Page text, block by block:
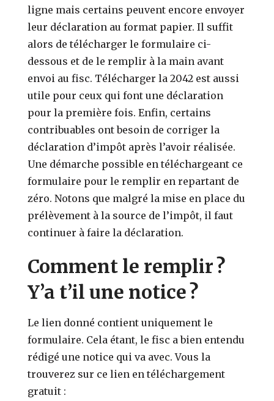
ligne mais certains peuvent encore envoyer
leur déclaration au format papier. Il suffit
alors de télécharger le formulaire ci-
dessous et de le remplir à la main avant
envoi au fisc. Télécharger la 2042 est aussi
utile pour ceux qui font une déclaration
pour la première fois. Enfin, certains
contribuables ont besoin de corriger la
déclaration d’impôt après l’avoir réalisée.
Une démarche possible en téléchargeant ce
formulaire pour le remplir en repartant de
zéro. Notons que malgré la mise en place du
prélèvement à la source de l’impôt, il faut
continuer à faire la déclaration.
Comment le remplir ?
Y’a t’il une notice ?
Le lien donné contient uniquement le
formulaire. Cela étant, le fisc a bien entendu
rédigé une notice qui va avec. Vous la
trouverez sur ce lien en téléchargement
gratuit :